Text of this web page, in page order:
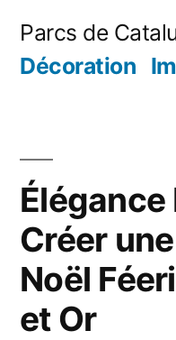
Parcs de
Décoration
Élégance
Créer
Noël
et Or